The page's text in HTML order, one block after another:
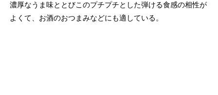
濃厚なうま味ととびこのプチプチとした弾ける食感の相性が
よくて、お酒のおつまみなどにも適している。